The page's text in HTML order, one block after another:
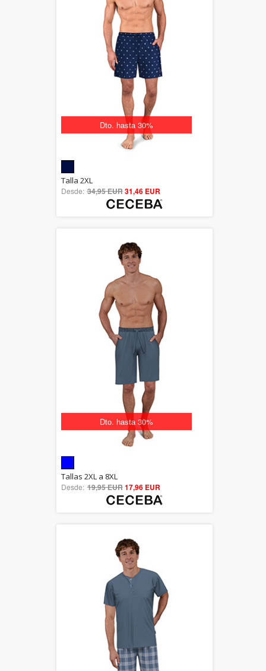
Dto. hasta 30%
out of 5
Talla 2XL
Desde: 34,95 EUR31,46 EUR
Dto. hasta 30%
5.00
out of 5
Tallas 2XL a 8XL
Desde: 19,95 EUR17,96 EUR